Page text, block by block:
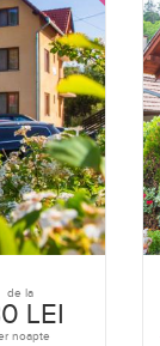
de la
LEI
noapte